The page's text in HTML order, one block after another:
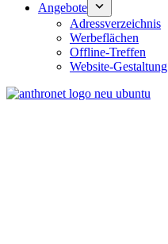
Angebote
Adressverzeichnis
Werbeflächen
Offline-Treffen
Website-Gestaltung